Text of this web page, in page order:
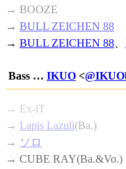
→ BOOZE
→ BULL ZEICHEN 88
→ BULL ZEICHEN 88
Bass … IKUO <
→ Ex-iT
→ Lapis Lazuli(Ba.)
→ ソロ
→ CUBE RAY(Ba.&Vo.)